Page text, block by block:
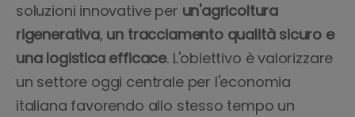
soluzioni innovative per un'agricoltura
rigenerativa, un tracciamento qualità sicuro e
una logistica efficace. L'obiettivo è valorizzare
un settore oggi centrale per l'economia
italiana favorendo allo stesso tempo un